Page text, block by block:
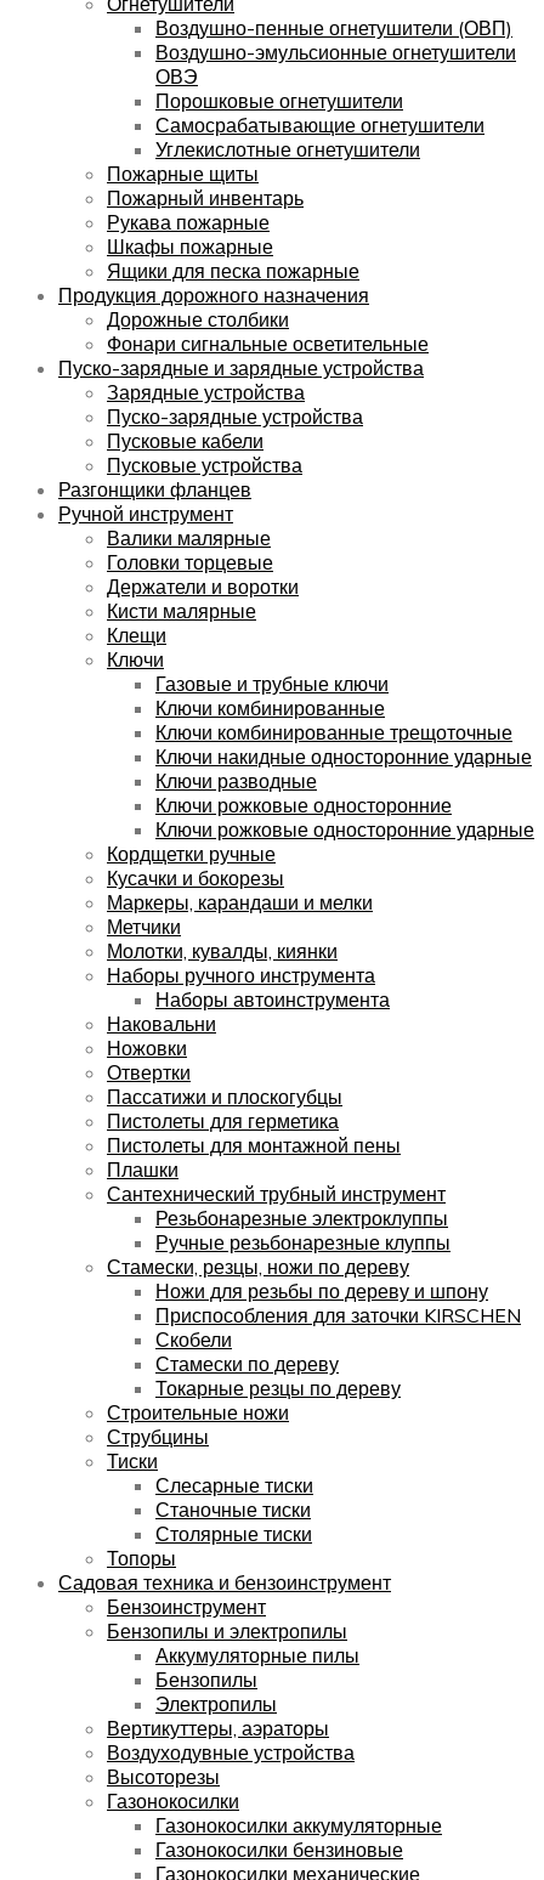
Воздушно-пенные огнетушители (ОВП)
Воздушно-эмульсионные огнетушители
ОВЭ
Порошковые огнетушители
Самосрабатывающие огнетушители
Углекислотные огнетушители
Пожарные щиты
Пожарный инвентарь
Рукава пожарные
Шкафы пожарные
Ящики для песка пожарные
Продукция дорожного назначения
Дорожные столбики
Фонари сигнальные осветительные
Пуско-зарядные и зарядные устройства
Зарядные устройства
Пуско-зарядные устройства
Пусковые кабели
Пусковые устройства
Разгонщики фланцев
Ручной инструмент
Валики малярные
Головки торцевые
Держатели и воротки
Кисти малярные
Клещи
Ключи
Газовые и трубные ключи
Ключи комбинированные
Ключи комбинированные трещоточные
Ключи накидные односторонние ударные
Ключи разводные
Ключи рожковые односторонние
Ключи рожковые односторонние ударные
Кордщетки ручные
Кусачки и бокорезы
Маркеры, карандаши и мелки
Метчики
Молотки, кувалды, киянки
Наборы ручного инструмента
Наборы автоинструмента
Наковальни
Ножовки
Отвертки
Пассатижи и плоскогубцы
Пистолеты для герметика
Пистолеты для монтажной пены
Плашки
Сантехнический трубный инструмент
Резьбонарезные электроклуппы
Ручные резьбонарезные клуппы
Стамески, резцы, ножи по дереву
Ножи для резьбы по дереву и шпону
Приспособления для заточки KIRSCHEN
Скобели
Стамески по дереву
Токарные резцы по дереву
Строительные ножи
Струбцины
Тиски
Слесарные тиски
Станочные тиски
Столярные тиски
Топоры
Садовая техника и бензоинструмент
Бензоинструмент
Бензопилы и электропилы
Аккумуляторные пилы
Бензопилы
Электропилы
Вертикуттеры, аэраторы
Воздуходувные устройства
Высоторезы
Газонокосилки
Газонокосилки аккумуляторные
Газонокосилки бензиновые
Газонокосилки механические